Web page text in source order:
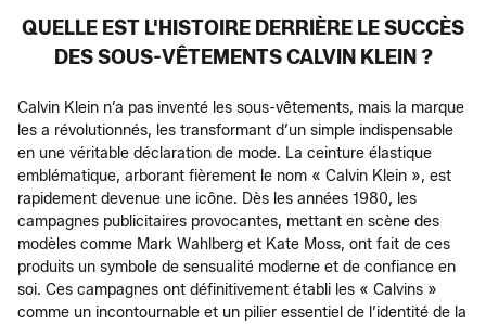
QUELLE EST L'HISTOIRE DERRIÈRE LE SUCCÈS
DES SOUS-VÊTEMENTS CALVIN KLEIN ?
Calvin Klein n’a pas inventé les sous-vêtements, mais la marque
les a révolutionnés, les transformant d’un simple indispensable
en une véritable déclaration de mode. La ceinture élastique
emblématique, arborant fièrement le nom « Calvin Klein », est
rapidement devenue une icône. Dès les années 1980, les
campagnes publicitaires provocantes, mettant en scène des
modèles comme Mark Wahlberg et Kate Moss, ont fait de ces
produits un symbole de sensualité moderne et de confiance en
soi. Ces campagnes ont définitivement établi les « Calvins »
comme un incontournable et un pilier essentiel de l’identité de la